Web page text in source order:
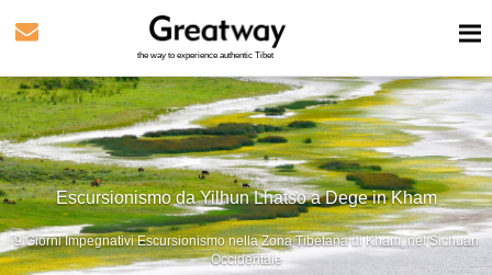
the way to experience authentic Tibet
Escursionismo da Yilhun Lhatso a Dege in Kham
9 Giorni Impegnativi Escursionismo nella Zona Tibetana di Kham, nel Sichuan
Occidentale